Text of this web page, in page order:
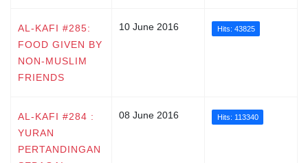
AL-KAFI #285:
FOOD GIVEN BY
NON-MUSLIM
FRIENDS
10 June 2016 Hits: 43825
AL-KAFI #284 :
YURAN
PERTANDINGAN
08 June 2016 Hits: 113340